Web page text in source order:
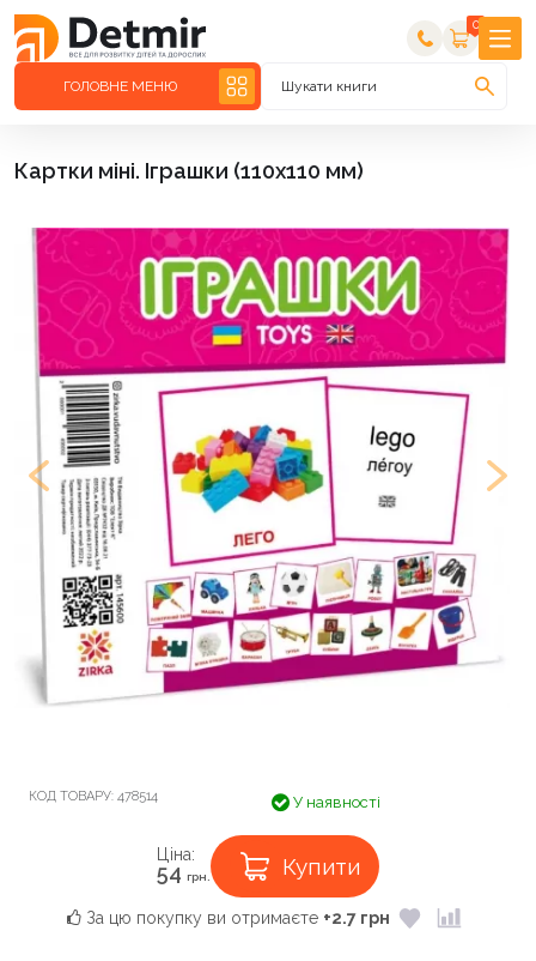
0
ГОЛОВНЕ МЕНЮ Шукати книги
Картки міні. Іграшки (110х110 мм)
КОД ТОВАРУ: 478514 У наявності
Ціна:
54 грн. Купити
За цю покупку ви отримаєте +2.7 грн